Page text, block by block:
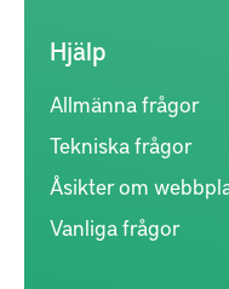
Hjälp
Allmänna frågor
Tekniska frågor
Åsikter om
Vanliga frågor